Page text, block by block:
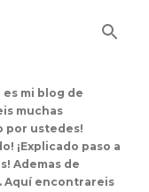
es mi blog de
muchas
por ustedes!
¡Explicado paso a
Ademas de
Aquí encontrareis